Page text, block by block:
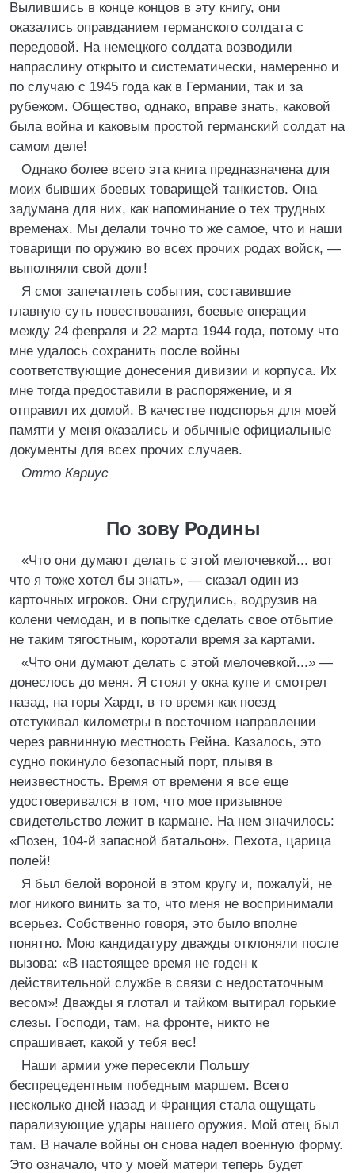
Вылившись в конце концов в эту книгу, они
оказались оправданием германского солдата с
передовой. На немецкого солдата возводили
напраслину открыто и систематически, намеренно и
по случаю с 1945 года как в Германии, так и за
рубежом. Общество, однако, вправе знать, каковой
была война и каковым простой германский солдат на
самом деле!
Однако более всего эта книга предназначена для
моих бывших боевых товарищей танкистов. Она
задумана для них, как напоминание о тех трудных
временах. Мы делали точно то же самое, что и наши
товарищи по оружию во всех прочих родах войск, —
выполняли свой долг!
Я смог запечатлеть события, составившие
главную суть повествования, боевые операции
между 24 февраля и 22 марта 1944 года, потому что
мне удалось сохранить после войны
соответствующие донесения дивизии и корпуса. Их
мне тогда предоставили в распоряжение, и я
отправил их домой. В качестве подспорья для моей
памяти у меня оказались и обычные официальные
документы для всех прочих случаев.
Отто Кариус
По зову Родины
«Что они думают делать с этой мелочевкой... вот
что я тоже хотел бы знать», — сказал один из
карточных игроков. Они сгрудились, водрузив на
колени чемодан, и в попытке сделать свое отбытие
не таким тягостным, коротали время за картами.
«Что они думают делать с этой мелочевкой...» —
донеслось до меня. Я стоял у окна купе и смотрел
назад, на горы Хардт, в то время как поезд
отстукивал километры в восточном направлении
через равнинную местность Рейна. Казалось, это
судно покинуло безопасный порт, плывя в
неизвестность. Время от времени я все еще
удостоверивался в том, что мое призывное
свидетельство лежит в кармане. На нем значилось:
«Позен, 104-й запасной батальон». Пехота, царица
полей!
Я был белой вороной в этом кругу и, пожалуй, не
мог никого винить за то, что меня не воспринимали
всерьез. Собственно говоря, это было вполне
понятно. Мою кандидатуру дважды отклоняли после
вызова: «В настоящее время не годен к
действительной службе в связи с недостаточным
весом»! Дважды я глотал и тайком вытирал горькие
слезы. Господи, там, на фронте, никто не
спрашивает, какой у тебя вес!
Наши армии уже пересекли Польшу
беспрецедентным победным маршем. Всего
несколько дней назад и Франция стала ощущать
парализующие удары нашего оружия. Мой отец был
там. В начале войны он снова надел военную форму.
Это означало, что у моей матери теперь будет